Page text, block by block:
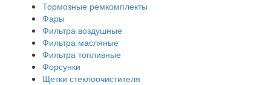
Тормозные ремкомплекты
Фары
Фильтра воздушные
Фильтра масляные
Фильтра топливные
Форсунки
Щетки стеклоочистителя